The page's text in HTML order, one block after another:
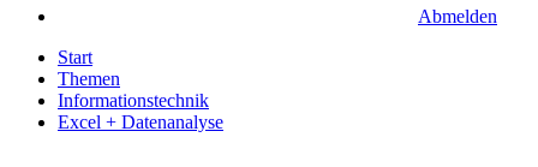
Abmelden
Start
Themen
Informationstechnik
Excel + Datenanalyse